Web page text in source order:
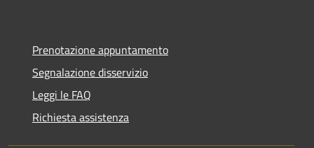
Prenotazione appuntamento
Segnalazione disservizio
Leggi le FAQ
Richiesta assistenza